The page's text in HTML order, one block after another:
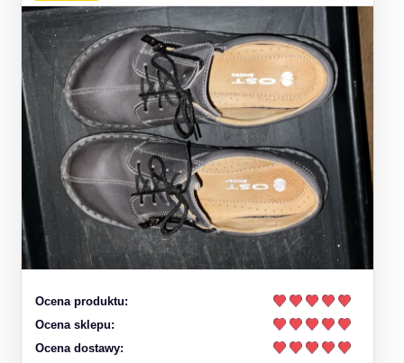
Ocena produktu:
Ocena sklepu:
Ocena dostawy: